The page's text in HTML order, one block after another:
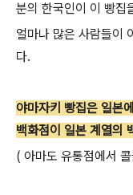
분의 한국인이 이 빵집
얼마나 많은 사람들이
다.
야마자키 빵집은 일본
백화점이 일본 계열의
( 아마도 유통점에서